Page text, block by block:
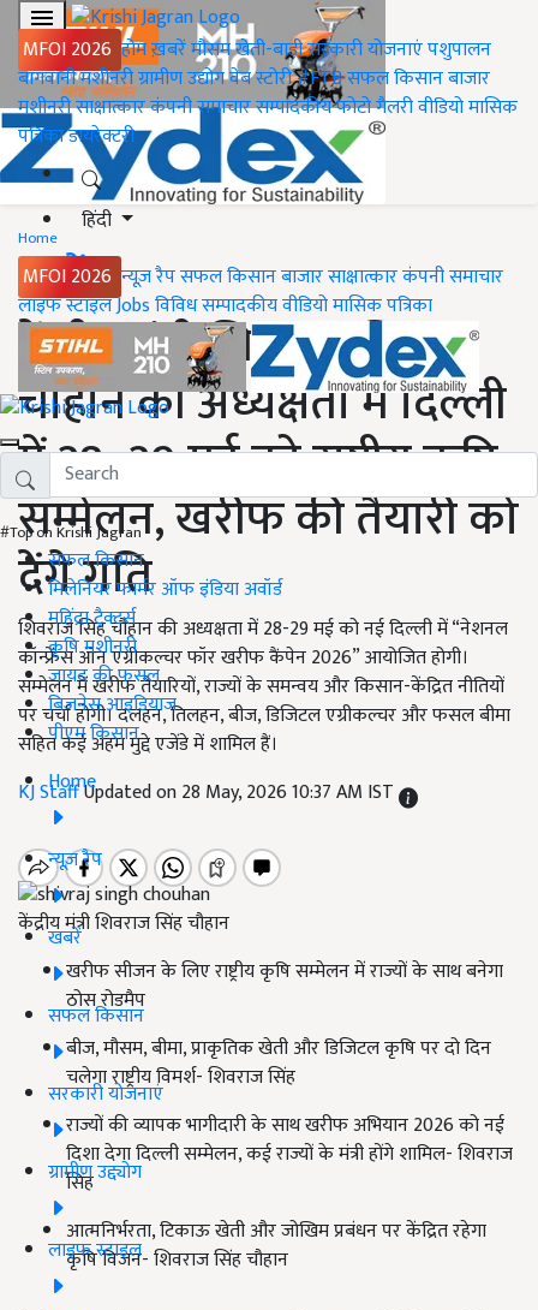
MFOI 2026 होमख़बरेंमौसमखेती-बाड़ीसरकारी योजनाएंपशुपालन
बागवानीमशीनरीग्रामीण उद्योगवेब स्टोरी#FTBसफल किसानबाजार
मशीनरीसाक्षात्कारकंपनी समाचारसम्पादकीयफोटो गैलरीवीडियोमासिक
पत्रिकाडायरेक्टरी
हिंदी
MFOI 2026 न्यूज़ रैपसफल किसानबाजारसाक्षात्कारकंपनी समाचार
लाइफ स्टाइलJobsविविधसम्पादकीयवीडियोमासिक पत्रिका
#Top on Krishi Jagran
सफल किसान
मिलेनियर फार्मर ऑफ इंडिया अवॉर्ड
महिंद्रा ट्रैक्टर्स
कृषि मशीनरी
जायद की फसल
बिज़नेस आइडियाज
पीएम किसान
Home
न्यूज़ रैप
खबरें
सफल किसान
सरकारी योजनाएं
ग्रामीण उद्द्योग
लाइफ स्टाइल
Home
ख़बरें
केंद्रीय मंत्री शिवराज सिंह
चौहान की अध्यक्षता में दिल्ली
में 28–29 मई को राष्ट्रीय कृषि
सम्मेलन, खरीफ की तैयारी को
देंगे गति
शिवराज सिंह चौहान की अध्यक्षता में 28-29 मई को नई दिल्ली में “नेशनल
कॉन्फ्रेंस ऑन एग्रीकल्चर फॉर खरीफ कैंपेन 2026” आयोजित होगी।
सम्मेलन में खरीफ तैयारियों, राज्यों के समन्वय और किसान-केंद्रित नीतियों
पर चर्चा होगी। दलहन, तिलहन, बीज, डिजिटल एग्रीकल्चर और फसल बीमा
सहित कई अहम मुद्दे एजेंडे में शामिल हैं।
KJ StaffUpdated on 28 May, 2026 10:37 AM IST
केंद्रीय मंत्री शिवराज सिंह चौहान
खरीफ सीजन के लिए राष्ट्रीय कृषि सम्मेलन में राज्यों के साथ बनेगा
ठोस रोडमैप
बीज, मौसम, बीमा, प्राकृतिक खेती और डिजिटल कृषि पर दो दिन
चलेगा राष्ट्रीय विमर्श- शिवराज सिंह
राज्यों की व्यापक भागीदारी के साथ खरीफ अभियान 2026 को नई
दिशा देगा दिल्ली सम्मेलन, कई राज्यों के मंत्री होंगे शामिल- शिवराज
सिंह
आत्मनिर्भरता, टिकाऊ खेती और जोखिम प्रबंधन पर केंद्रित रहेगा
कृषि विजन- शिवराज सिंह चौहान